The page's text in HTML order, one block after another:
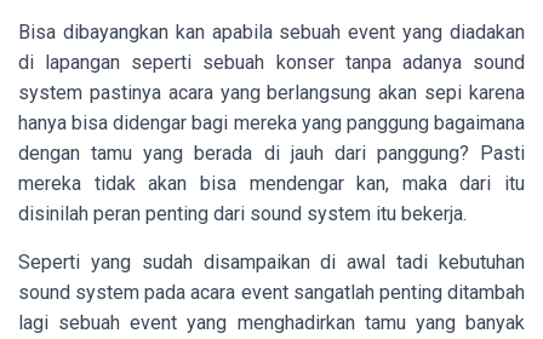
Bisa dibayangkan kan apabila sebuah event yang diadakan
di lapangan seperti sebuah konser tanpa adanya sound
system pastinya acara yang berlangsung akan sepi karena
hanya bisa didengar bagi mereka yang panggung bagaimana
dengan tamu yang berada di jauh dari panggung? Pasti
mereka tidak akan bisa mendengar kan, maka dari itu
disinilah peran penting dari sound system itu bekerja.
Seperti yang sudah disampaikan di awal tadi kebutuhan
sound system pada acara event sangatlah penting ditambah
lagi sebuah event yang menghadirkan tamu yang banyak